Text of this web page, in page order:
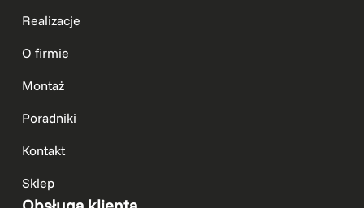
Realizacje
O firmie
Montaż
Poradniki
Kontakt
Sklep